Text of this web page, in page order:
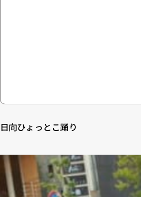
日向ひょっとこ踊り